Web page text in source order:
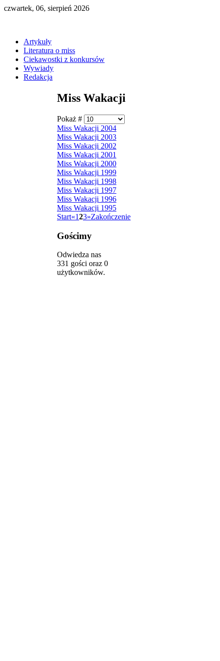
czwartek, 06, sierpień 2026
Artykuły
Literatura o miss
Ciekawostki z konkursów
Wywiady
Redakcja
Miss Wakacji
Pokaż #
Miss Wakacji 2004
Miss Wakacji 2003
Miss Wakacji 2002
Miss Wakacji 2001
Miss Wakacji 2000
Miss Wakacji 1999
Miss Wakacji 1998
Miss Wakacji 1997
Miss Wakacji 1996
Miss Wakacji 1995
Start«123»Zakończenie
Gościmy
Odwiedza nas
331 gości oraz 0
użytkowników.